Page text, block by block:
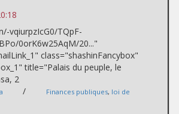
vqiurpzIcG0/TQpF-
0orK6w25AqM/20..."
class="shashinFancybox"
title="Palais du peuple, le
2
/ Finances publiques, loi de